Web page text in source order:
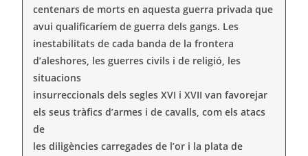
centenars de morts en aquesta guerra privada que
avui qualificaríem de guerra dels gangs. Les
inestabilitats de cada banda de la frontera
d’aleshores, les guerres civils i de religió, les
situacions
insurreccionals dels segles XVI i XVII van favorejar
els seus tràfics d’armes i de cavalls, com els atacs
de
les diligències carregades de l’or i la plata de